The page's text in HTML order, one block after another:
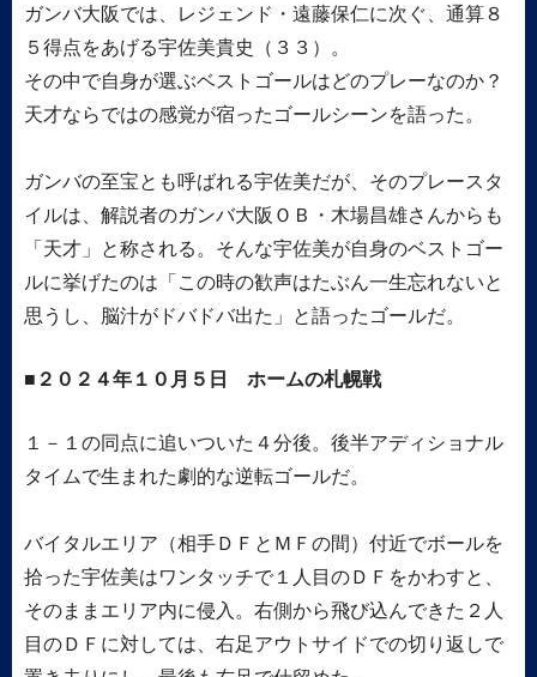
ガンバ大阪では、レジェンド・遠藤保仁に次ぐ、通算８
５得点をあげる宇佐美貴史（３３）。
その中で自身が選ぶベストゴールはどのプレーなのか？
天才ならではの感覚が宿ったゴールシーンを語った。
ガンバの至宝とも呼ばれる宇佐美だが、そのプレースタ
イルは、解説者のガンバ大阪ＯＢ・木場昌雄さんからも
「天才」と称される。そんな宇佐美が自身のベストゴー
ルに挙げたのは「この時の歓声はたぶん一生忘れないと
思うし、脳汁がドバドバ出た」と語ったゴールだ。
２０２４年１０月５日 ホームの札幌戦
１－１の同点に追いついた４分後。後半アディショナル
タイムで生まれた劇的な逆転ゴールだ。
バイタルエリア（相手ＤＦとＭＦの間）付近でボールを
拾った宇佐美はワンタッチで１人目のＤＦをかわすと、
そのままエリア内に侵入。右側から飛び込んできた２人
目のＤＦに対しては、右足アウトサイドでの切り返しで